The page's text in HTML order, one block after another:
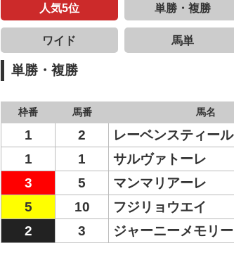
人気5位 単勝・複勝
ワイド 馬単
単勝・複勝
枠番 馬番 馬名
1 2 レーベンスティール
1
1 サルヴァトーレ
3
5 マンマリアーレ
5
10 フジリョウエイ
2
3 ジャーニーメモリー